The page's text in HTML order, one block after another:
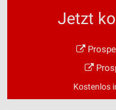
Jetzt
Kostenlos